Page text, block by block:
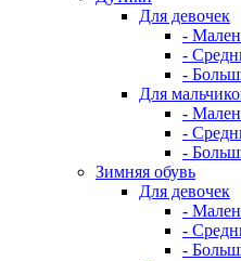
Для девочек
-
-
-
Для
-
-
-
Зимняя обувь
Для девочек
-
-
-